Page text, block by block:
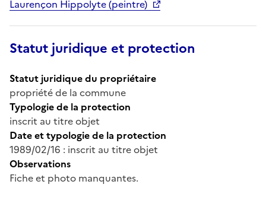
Laurençon Hippolyte (peintre)
Statut juridique et protection
Statut juridique du propriétaire
propriété de la commune
Typologie de la protection
inscrit au titre objet
Date et typologie de la protection
1989/02/16 : inscrit au titre objet
Observations
Fiche et photo manquantes.